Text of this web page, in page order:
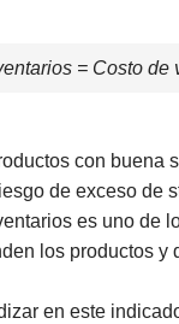
= Costo de
con buena
de exceso de
es uno de
los productos y
en este